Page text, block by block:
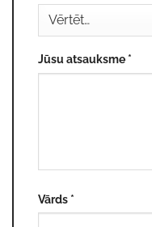
Jūsu atsauksme *
Vārds *